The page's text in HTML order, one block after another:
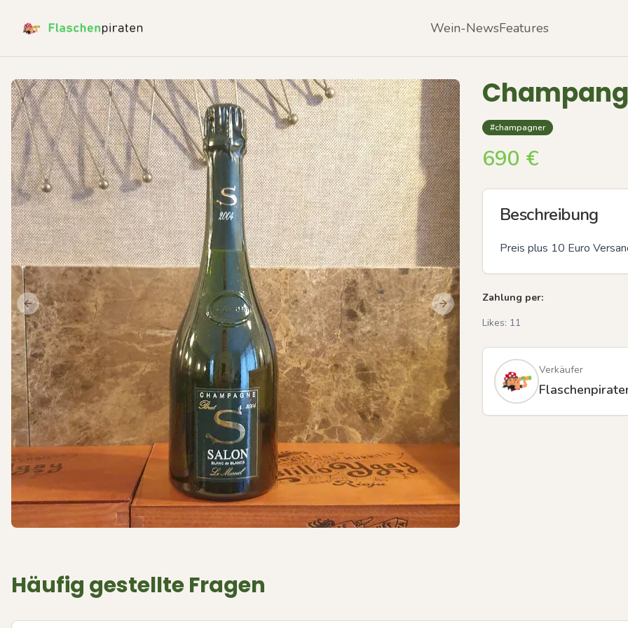
Wein-NewsFeatures
Previous slide Next slide
#champagner
690 €
Beschreibung
Preis plus 10 Euro
Zahlung per:
Likes: 11
Verkäufer
Häufig gestellte Fragen